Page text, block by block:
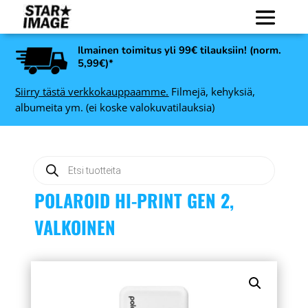
Ilmainen toimitus yli 99€ tilauksiin! (norm.
5,99€)*
Siirry tästä verkkokauppaamme. Filmejä, kehyksiä,
albumeita ym. (ei koske valokuvatilauksia)
search
POLAROID HI-PRINT GEN 2,
VALKOINEN
Nedis maadoitettu